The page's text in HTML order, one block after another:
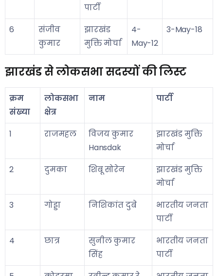
पार्टी
6
संजीव
कुमार
झारखंड
मुक्ति मोर्चा
4-
May-12
3-May-18
झारखंड से लोकसभा सदस्यों की लिस्ट
क्रम
संख्या
लोकसभा
क्षेत्र
नाम पार्टी
1 राजमहल
विजय कुमार
Hansdak
झारखंड मुक्ति
मोर्चा
2
दुमका शिबू सोरेन
झारखंड मुक्ति
मोर्चा
3
गोड्डा निशिकांत दुबे
भारतीय जनता
पार्टी
4
छात्र
सुनील कुमार
सिंह
भारतीय जनता
पार्टी